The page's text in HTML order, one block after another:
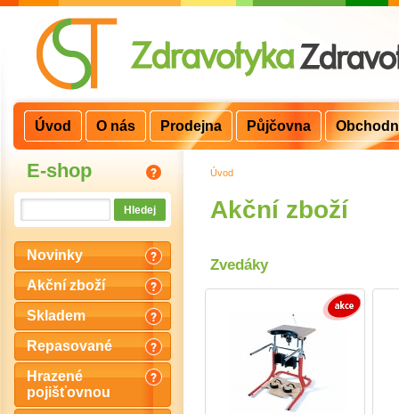
E-shop
Novinky
Akční zboží
Skladem
Repasované
Hrazené
pojišťovnou
Úvod
Akční zboží
Zvedáky
Úvod O nás Prodejna Půjčovna